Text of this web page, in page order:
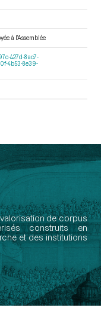
à l’Assemblée
427d-8ac7-
4b53-8e39-
de corpus
construits en
et des institutions